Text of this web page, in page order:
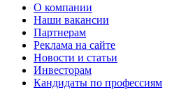
О компании
Наши вакансии
Партнерам
Реклама на сайте
Новости и статьи
Инвесторам
Кандидаты по профессиям